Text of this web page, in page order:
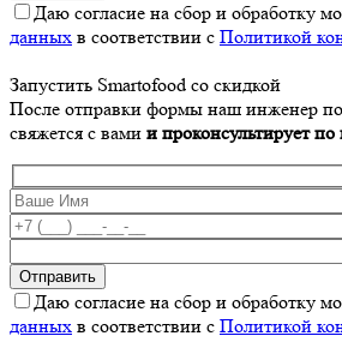
Даю согласие на сбор и обработку
данных в соответствии с Политикой
Запустить Smartofood со скидкой
После отправки формы наш инженер
свяжется с вами и проконсультирует
Даю согласие на сбор и обработку
данных в соответствии с Политикой